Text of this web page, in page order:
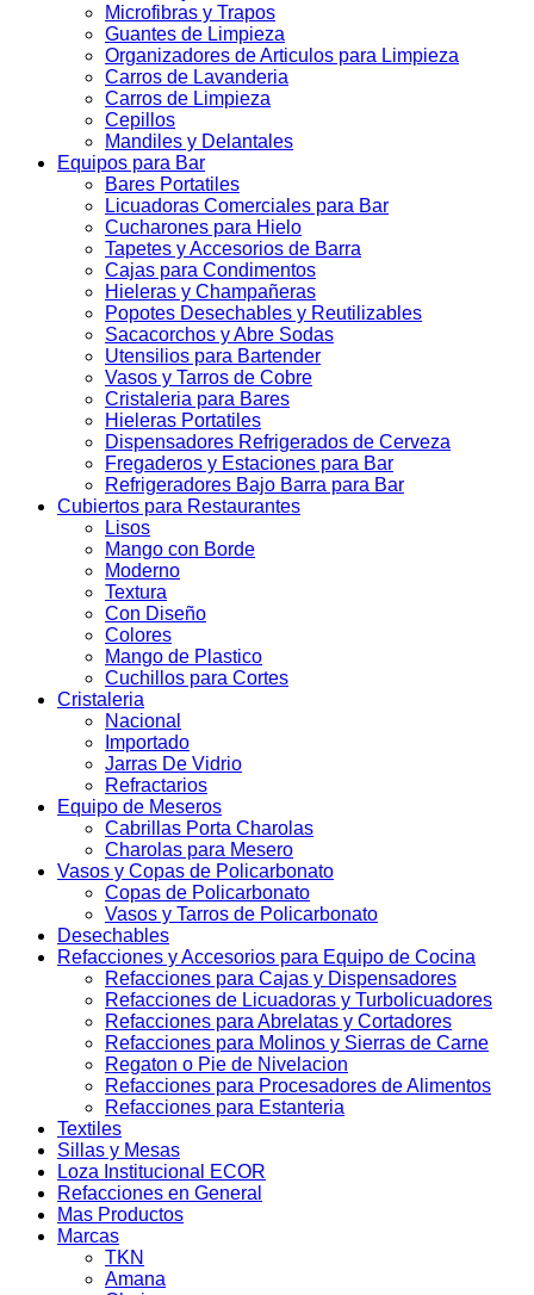
Microfibras y Trapos
Guantes de Limpieza
Organizadores de Articulos para Limpieza
Carros de Lavanderia
Carros de Limpieza
Cepillos
Mandiles y Delantales
Equipos para Bar
Bares Portatiles
Licuadoras Comerciales para Bar
Cucharones para Hielo
Tapetes y Accesorios de Barra
Cajas para Condimentos
Hieleras y Champañeras
Popotes Desechables y Reutilizables
Sacacorchos y Abre Sodas
Utensilios para Bartender
Vasos y Tarros de Cobre
Cristaleria para Bares
Hieleras Portatiles
Dispensadores Refrigerados de Cerveza
Fregaderos y Estaciones para Bar
Refrigeradores Bajo Barra para Bar
Cubiertos para Restaurantes
Lisos
Mango con Borde
Moderno
Textura
Con Diseño
Colores
Mango de Plastico
Cuchillos para Cortes
Cristaleria
Nacional
Importado
Jarras De Vidrio
Refractarios
Equipo de Meseros
Cabrillas Porta Charolas
Charolas para Mesero
Vasos y Copas de Policarbonato
Copas de Policarbonato
Vasos y Tarros de Policarbonato
Desechables
Refacciones y Accesorios para Equipo de Cocina
Refacciones para Cajas y Dispensadores
Refacciones de Licuadoras y Turbolicuadores
Refacciones para Abrelatas y Cortadores
Refacciones para Molinos y Sierras de Carne
Regaton o Pie de Nivelacion
Refacciones para Procesadores de Alimentos
Refacciones para Estanteria
Textiles
Sillas y Mesas
Loza Institucional ECOR
Refacciones en General
Mas Productos
Marcas
TKN
Amana